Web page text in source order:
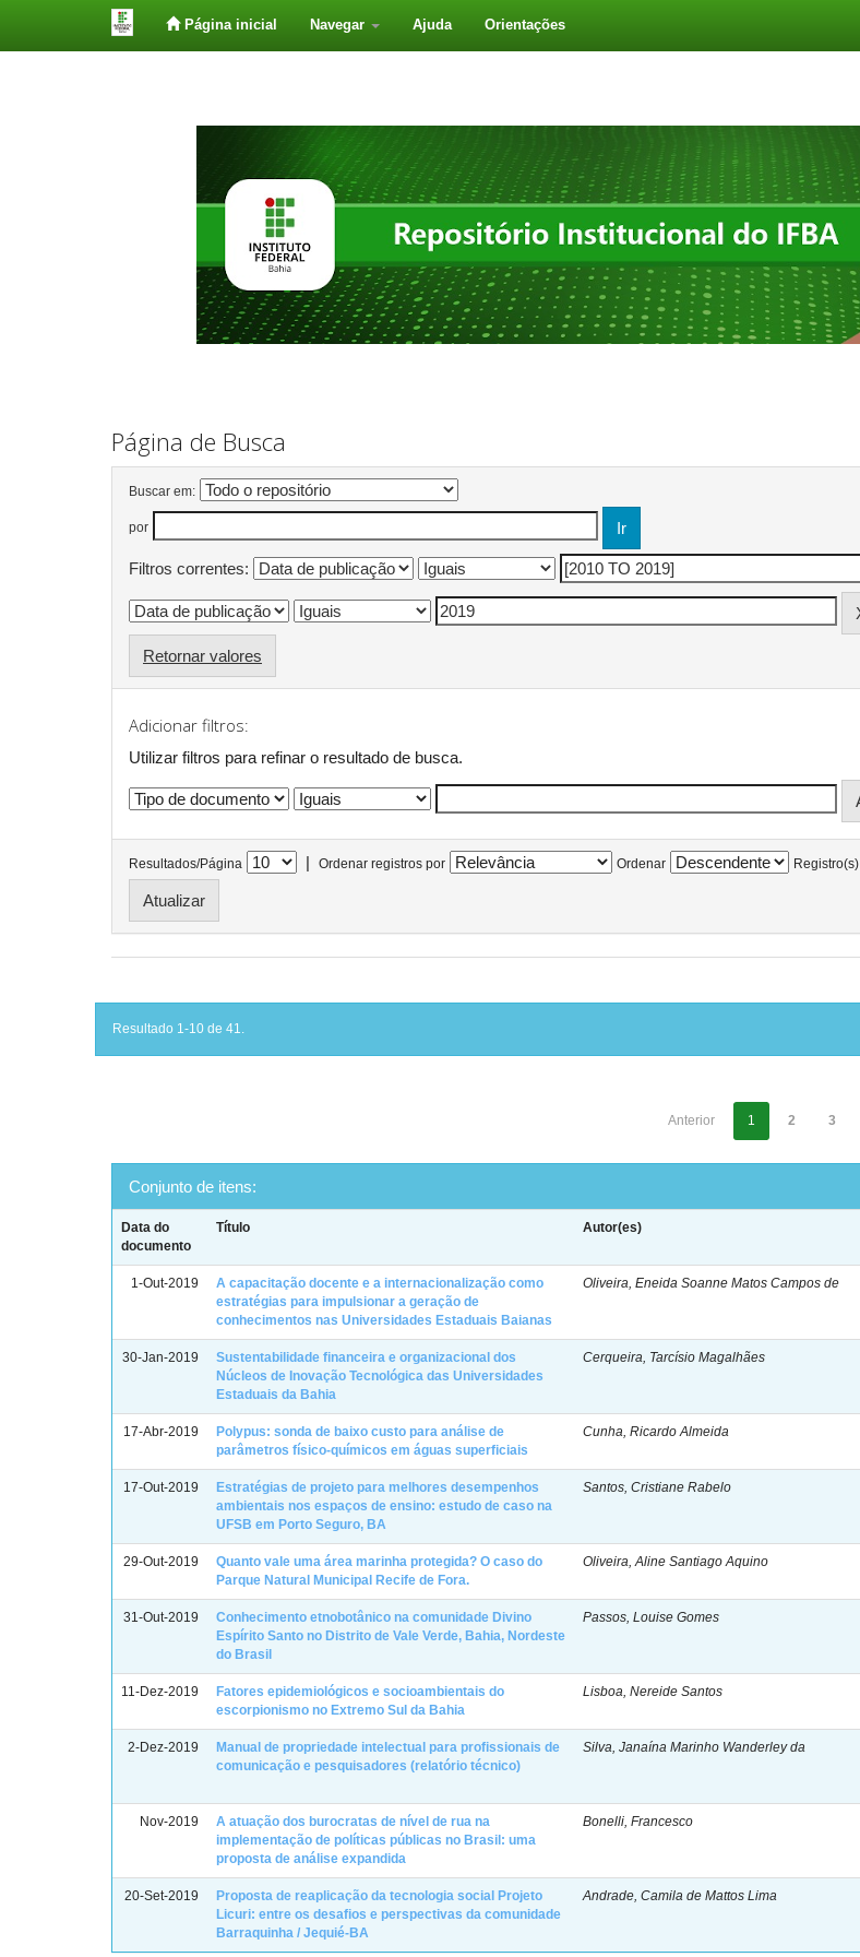
Página inicial Navegar Ajuda Orientações
Página de Busca
Buscar em:
por
Filtros correntes:
Retornar valores
Adicionar filtros:
Utilizar filtros para refinar o resultado de busca.
Resultados/Página | Ordenar registros por Ordenar Registro(s)
Resultado 1-10 de 41.
Anterior 1 2 3
Conjunto de itens:
Data do
documento
Título Autor(es)
1-Out-2019
A capacitação docente e a internacionalização como
estratégias para impulsionar a geração de
conhecimentos nas Universidades Estaduais Baianas
Oliveira, Eneida Soanne Matos Campos de
30-Jan-2019
Sustentabilidade financeira e organizacional dos
Núcleos de Inovação Tecnológica das Universidades
Estaduais da Bahia
Cerqueira, Tarcísio Magalhães
17-Abr-2019
Polypus: sonda de baixo custo para análise de
parâmetros físico-químicos em águas superficiais
Cunha, Ricardo Almeida
17-Out-2019
Estratégias de projeto para melhores desempenhos
ambientais nos espaços de ensino: estudo de caso na
UFSB em Porto Seguro, BA
Santos, Cristiane Rabelo
29-Out-2019
Quanto vale uma área marinha protegida? O caso do
Parque Natural Municipal Recife de Fora.
Oliveira, Aline Santiago Aquino
31-Out-2019
Conhecimento etnobotânico na comunidade Divino
Espírito Santo no Distrito de Vale Verde, Bahia, Nordeste
do Brasil
Passos, Louise Gomes
11-Dez-2019
Fatores epidemiológicos e socioambientais do
escorpionismo no Extremo Sul da Bahia
Lisboa, Nereide Santos
2-Dez-2019
Manual de propriedade intelectual para profissionais de
comunicação e pesquisadores (relatório técnico)
Silva, Janaína Marinho Wanderley da
Nov-2019
A atuação dos burocratas de nível de rua na
implementação de políticas públicas no Brasil: uma
proposta de análise expandida
Bonelli, Francesco
20-Set-2019
Proposta de reaplicação da tecnologia social Projeto
Licuri: entre os desafios e perspectivas da comunidade
Barraquinha / Jequié-BA
Andrade, Camila de Mattos Lima